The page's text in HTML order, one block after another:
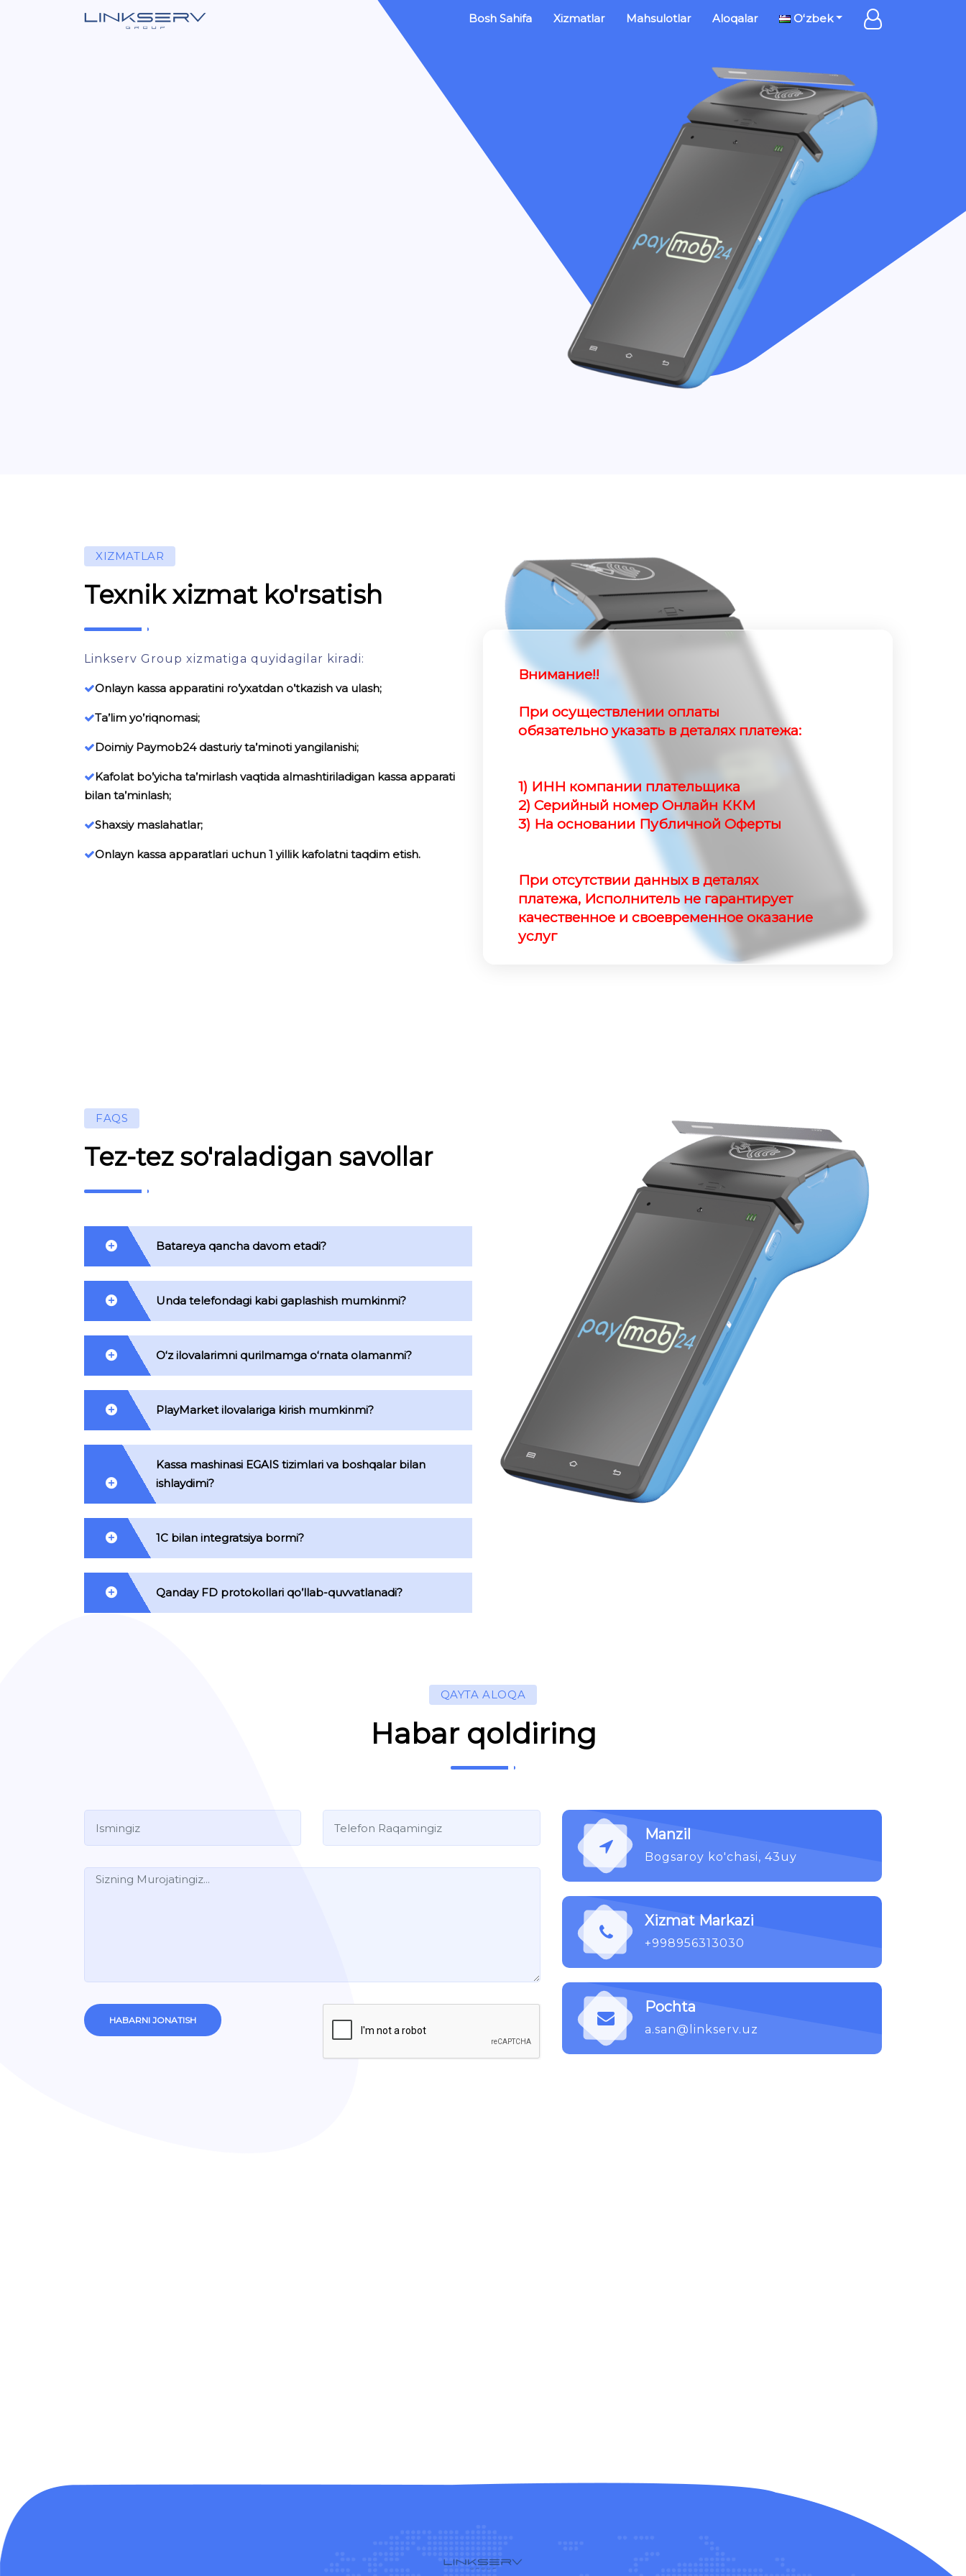
Bosh Sahifa Xizmatlar Mahsulotlar Aloqalar Oʻzbek
XIZMATLAR
Texnik xizmat ko'rsatish
Linkserv Group xizmatiga quyidagilar kiradi:
Onlayn kassa apparatini ro’yxatdan o’tkazish va ulash;
Ta’lim yo’riqnomasi;
Doimiy Paymob24 dasturiy ta’minoti yangilanishi;
Kafolat bo’yicha ta’mirlash vaqtida almashtiriladigan kassa apparati
bilan ta’minlash;
Shaxsiy maslahatlar;
Onlayn kassa apparatlari uchun 1 yillik kafolatni taqdim etish.
Внимание!!
При осуществлении оплаты
обязательно указать в деталях платежа:
1) ИНН компании плательщика
2) Серийный номер Онлайн ККМ
3) На основании Публичной Оферты
При отсутствии данных в деталях
платежа, Исполнитель не гарантирует
качественное и своевременное оказание
услуг
FAQS
Tez-tez so'raladigan savollar
Batareya qancha davom etadi?
Unda telefondagi kabi gaplashish mumkinmi?
O‘z ilovalarimni qurilmamga o‘rnata olamanmi?
PlayMarket ilovalariga kirish mumkinmi?
Kassa mashinasi EGAIS tizimlari va boshqalar bilan
ishlaydimi?
1C bilan integratsiya bormi?
Qanday FD protokollari qo’llab-quvvatlanadi?
QAYTA ALOQA
Habar qoldiring
HABARNI JONATISH
Manzil
Bogsaroy ko'chasi, 43uy
Xizmat Markazi
+998956313030
Pochta
a.san@linkserv.uz